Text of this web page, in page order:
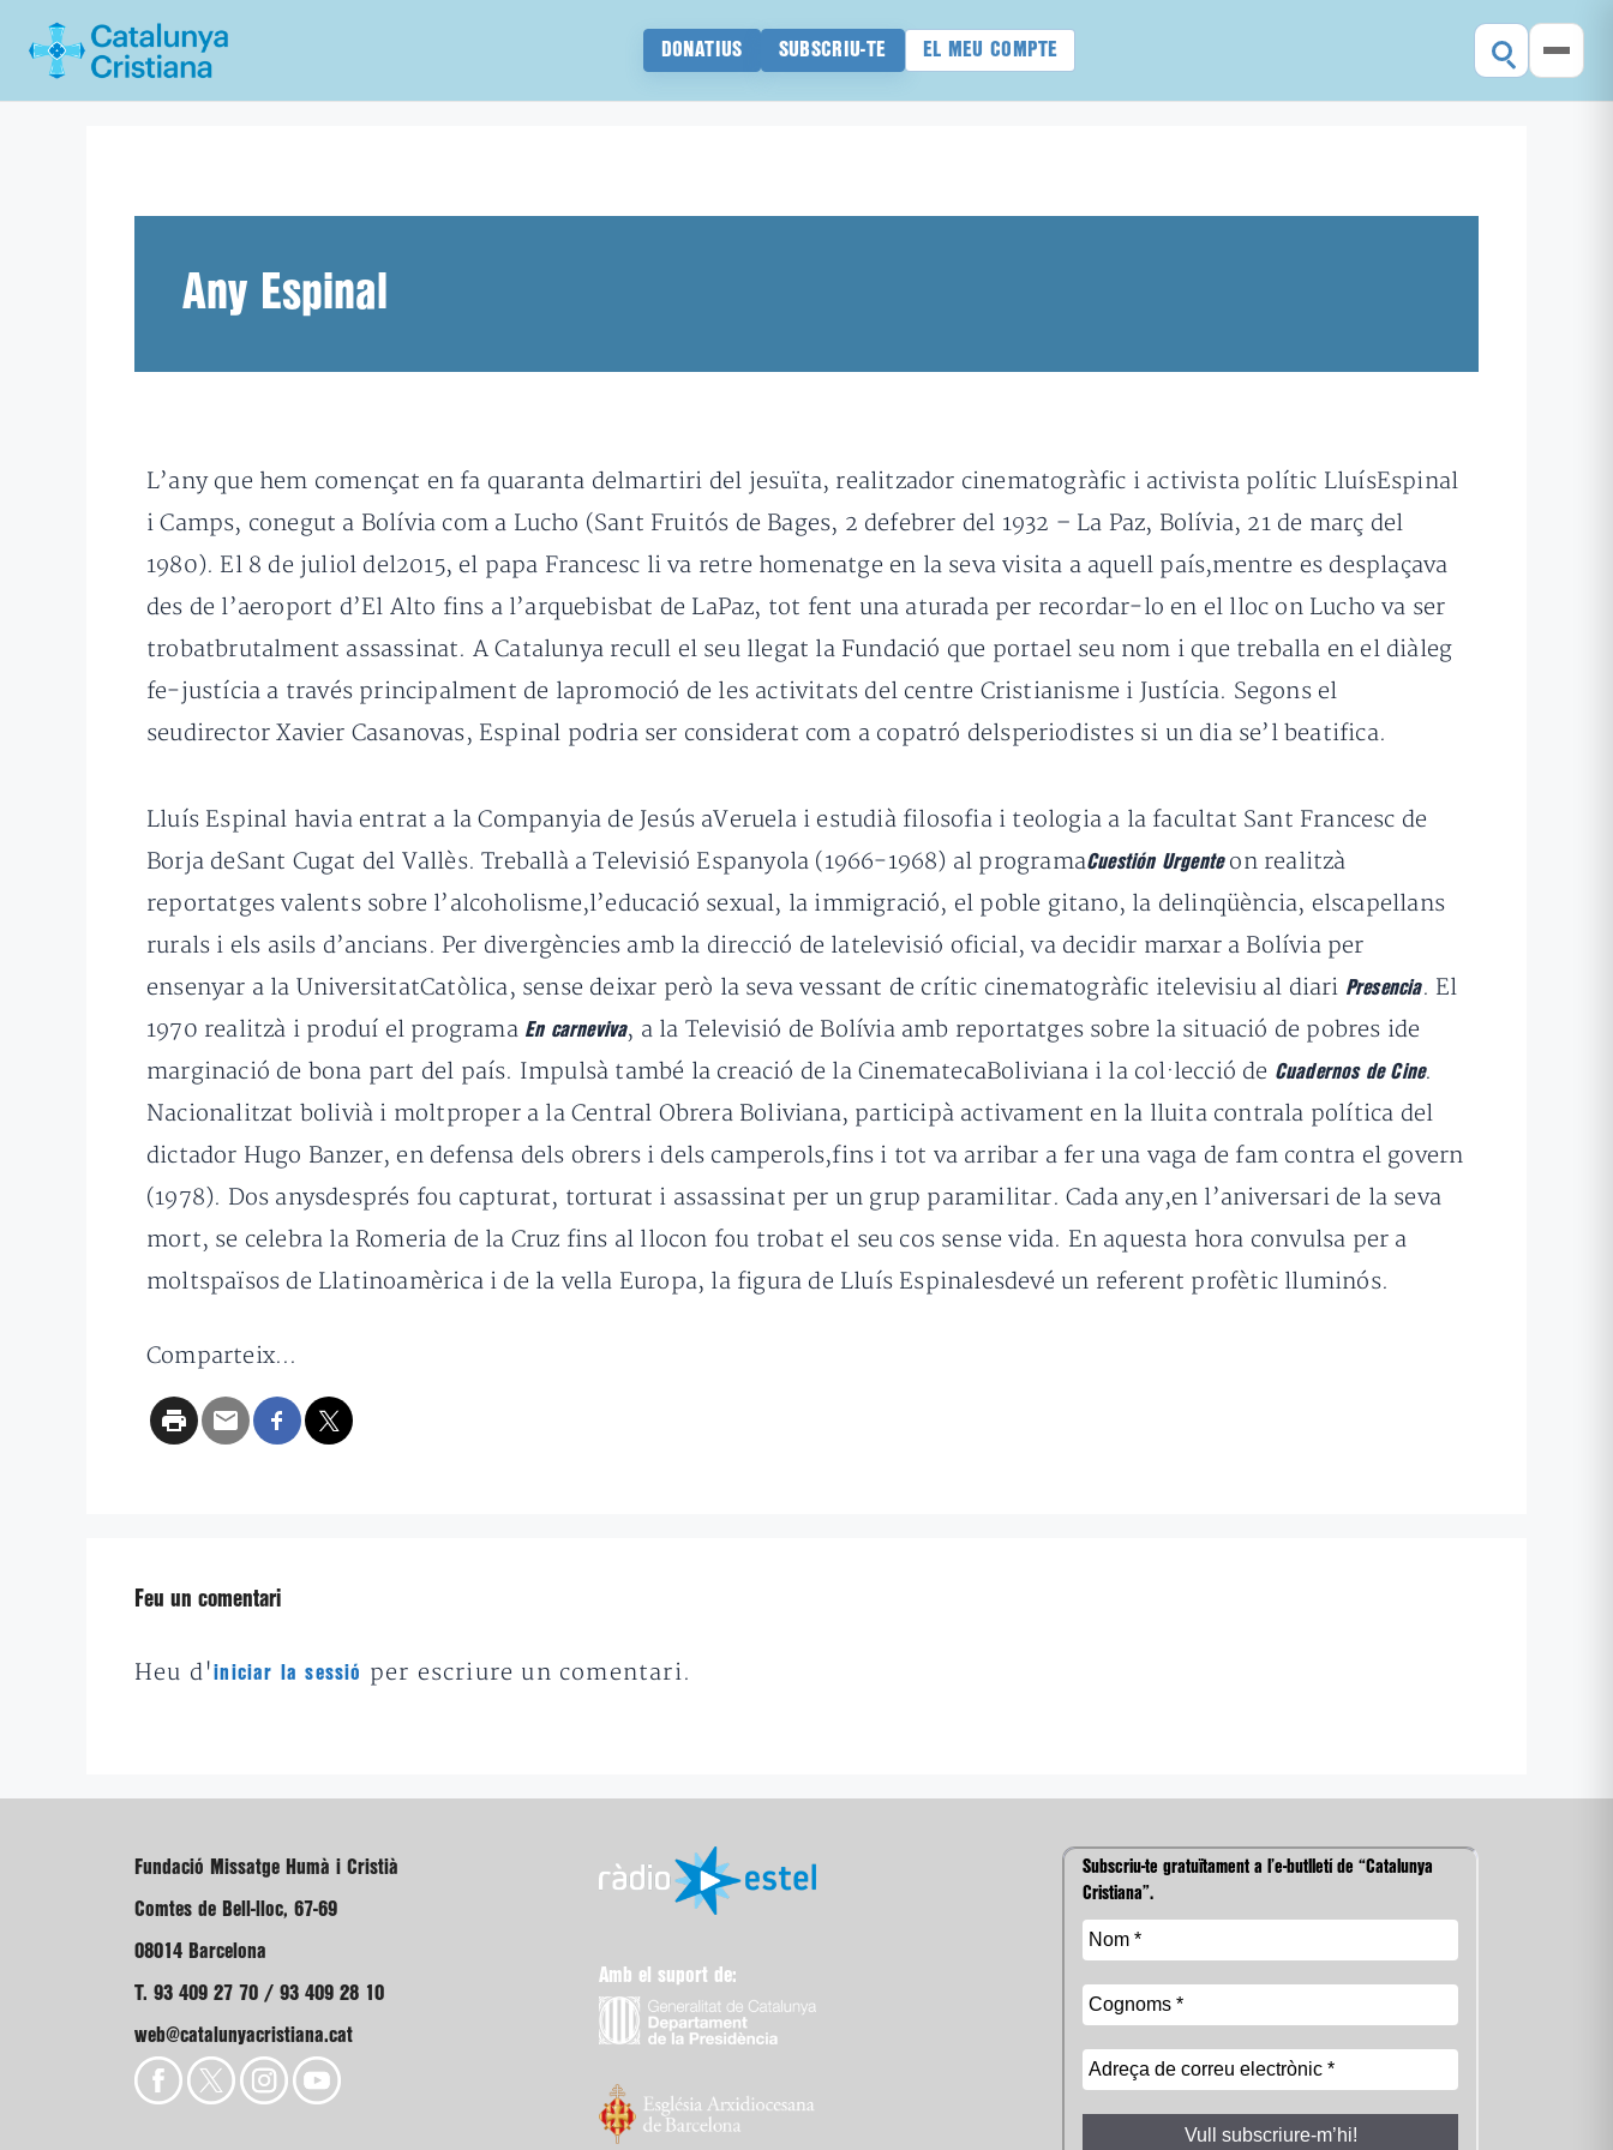
DONATIUS SUBSCRIU-TE EL MEU COMPTE
Any Espinal
L’any que hem començat en fa quaranta delmartiri del jesuïta, realitzador cinematogràfic i activista polític LluísEspinal
i Camps, conegut a Bolívia com a Lucho (Sant Fruitós de Bages, 2 defebrer del 1932 – La Paz, Bolívia, 21 de març del
1980). El 8 de juliol del2015, el papa Francesc li va retre homenatge en la seva visita a aquell país,mentre es desplaçava
des de l’aeroport d’El Alto fins a l’arquebisbat de LaPaz, tot fent una aturada per recordar-lo en el lloc on Lucho va ser
trobatbrutalment assassinat. A Catalunya recull el seu llegat la Fundació que portael seu nom i que treballa en el diàleg
fe-justícia a través principalment de lapromoció de les activitats del centre Cristianisme i Justícia. Segons el
seudirector Xavier Casanovas, Espinal podria ser considerat com a copatró delsperiodistes si un dia se’l beatifica.
Lluís Espinal havia entrat a la Companyia de Jesús aVeruela i estudià filosofia i teologia a la facultat Sant Francesc de
Borja deSant Cugat del Vallès. Treballà a Televisió Espanyola (1966-1968) al programaCuestión Urgenteon realitzà
reportatges valents sobre l’alcoholisme,l’educació sexual, la immigració, el poble gitano, la delinqüència, elscapellans
rurals i els asils d’ancians. Per divergències amb la direcció de latelevisió oficial, va decidir marxar a Bolívia per
ensenyar a la UniversitatCatòlica, sense deixar però la seva vessant de crític cinematogràfic itelevisiu al diari Presencia. El
1970 realitzà i produí el programa En carneviva, a la Televisió de Bolívia amb reportatges sobre la situació de pobres ide
marginació de bona part del país. Impulsà també la creació de la CinematecaBoliviana i la col·lecció de Cuadernos de Cine.
Nacionalitzat bolivià i moltproper a la Central Obrera Boliviana, participà activament en la lluita contrala política del
dictador Hugo Banzer, en defensa dels obrers i dels camperols,fins i tot va arribar a fer una vaga de fam contra el govern
(1978). Dos anysdesprés fou capturat, torturat i assassinat per un grup paramilitar. Cada any,en l’aniversari de la seva
mort, se celebra la Romeria de la Cruz fins al llocon fou trobat el seu cos sense vida. En aquesta hora convulsa per a
moltspaïsos de Llatinoamèrica i de la vella Europa, la figura de Lluís Espinalesdevé un referent profètic lluminós.
Comparteix...
Feu un comentari
Heu d'iniciar la sessió per escriure un comentari.
Fundació Missatge Humà i Cristià
Comtes de Bell-lloc, 67-69
08014 Barcelona
T. 93 409 27 70 / 93 409 28 10
web@catalunyacristiana.cat
Amb el suport de:
Subscriu-te gratuïtament a l’e-butlletí de “Catalunya
Cristiana”.